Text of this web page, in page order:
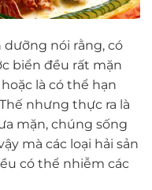
nói rằng, có
biển đều rất mặn
là có thể hạn
nhưng thực ra là
mặn, chúng sống
mà các loại hải sản
có thể nhiễm các